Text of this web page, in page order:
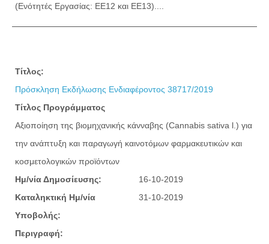
(Ενότητές Εργασίας: ΕΕ12 και ΕΕ13)....
Τίτλος:
Πρόσκληση Εκδήλωσης Ενδιαφέροντος 38717/2019
Τίτλος Προγράμματος
Αξιοποίηση της βιομηχανικής κάνναβης (Cannabis sativa l.) για
την ανάπτυξη και παραγωγή καινοτόμων φαρμακευτικών και
κοσμετολογικών προϊόντων
Ημ/νία Δημοσίευσης:
16-10-2019
Καταληκτική Ημ/νία
Υποβολής:
31-10-2019
Περιγραφή: